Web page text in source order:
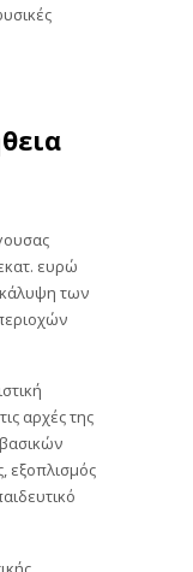
ευρώ
των
αρχές της
εξοπλισμός